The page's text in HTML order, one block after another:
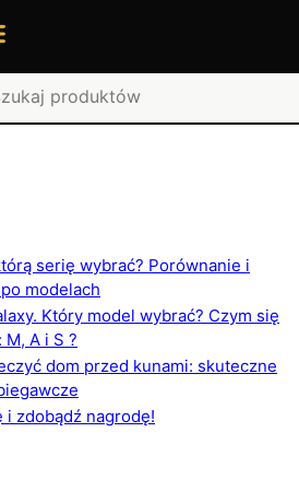
serię wybrać? Porównanie i
modelach
Który model wybrać? Czym się
A i S ?
dom przed kunami: skuteczne
i zdobądź nagrodę!